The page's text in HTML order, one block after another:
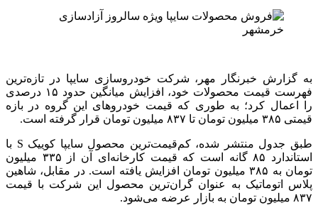
به گزارش خبرنگار مهر، شرکت خودروسازی سایپا در تازه‌ترین
فهرست قیمت محصولات خود، افزایش میانگین حدود ۱۵ درصدی
را اعمال کرد؛ به طوری که قیمت خودروهای این گروه در بازه
قیمتی ۳۸۵ میلیون تومان تا ۸۳۷ میلیون تومان قرار گرفته است.
طبق جدول منتشر شده،کم‌قیمت‌ترین محصول سایپا کوییک
S با
استاندارد ۸۵
گانه
است که قیمت کارخانه‌ای آن از ۳۳۵ میلیون
تومان به ۳۸۵ میلیون تومان افزایش یافته است. در مقابل، شاهین
پلاس اتوماتیک به عنوان گران‌ترین محصول این شرکت با قیمت
۸۳۷ میلیون تومان به بازار عرضه می‌شود.